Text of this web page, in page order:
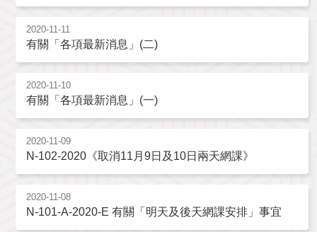
2020-11-11
有關「各項最新消息」(二)
2020-11-10
有關「各項最新消息」(一)
2020-11-09
N-102-2020《取消11月9日及10日兩天網課》
2020-11-08
N-101-A-2020-E 有關「明天及後天網課安排」事宜